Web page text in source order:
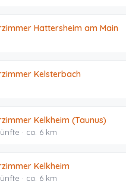
Hattersheim am Main
Kelsterbach
Kelkheim (Taunus)
· ca. 6 km
Kelkheim
· ca. 6 km